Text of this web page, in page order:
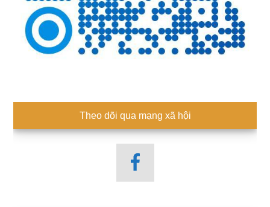
Theo dõi qua mạng xã hội